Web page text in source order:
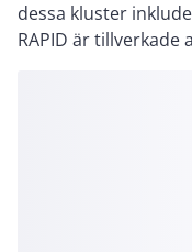
dessa kluster
RAPID är tillverkade